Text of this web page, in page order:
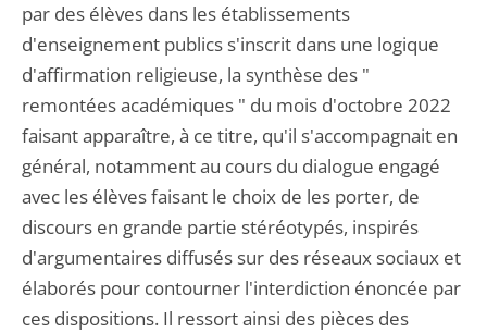
par des élèves dans les établissements
d'enseignement publics s'inscrit dans une logique
d'affirmation religieuse, la synthèse des "
remontées académiques " du mois d'octobre 2022
faisant apparaître, à ce titre, qu'il s'accompagnait en
général, notamment au cours du dialogue engagé
avec les élèves faisant le choix de les porter, de
discours en grande partie stéréotypés, inspirés
d'argumentaires diffusés sur des réseaux sociaux et
élaborés pour contourner l'interdiction énoncée par
ces dispositions. Il ressort ainsi des pièces des